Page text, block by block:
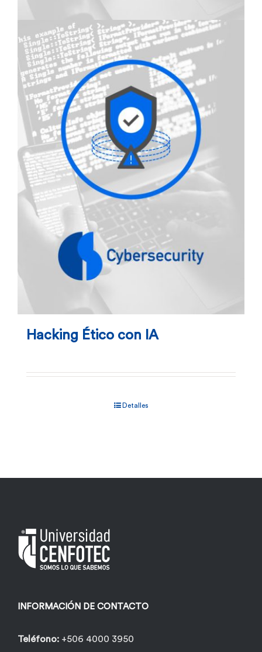
Hacking Ético con IA
Detalles
INFORMACIÓN DE CONTACTO
Teléfono: +506 4000 3950